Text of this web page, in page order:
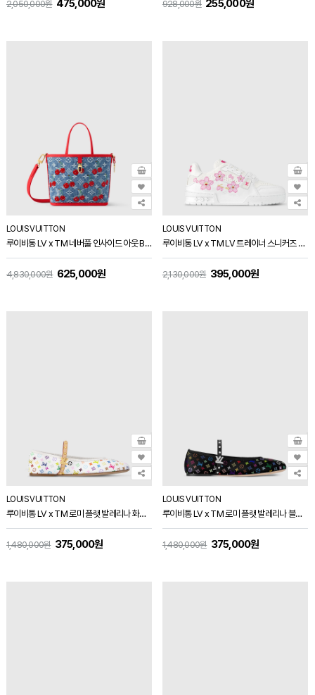
2,050,000원 475,000원 928,000원 255,000원
LOUIS VUITTON
루이비통 LV x TM 네버풀 인사이드 아웃 BB M14997
4,830,000원 625,000원
LOUIS VUITTON
루이비통 LV x TM LV 트레이너 스니커즈 1AGZEJ
2,130,000원 395,000원
LOUIS VUITTON
루이비통 LV x TM 로미 플랫 발레리나 화이트 1AGVFG
1,480,000원 375,000원
LOUIS VUITTON
루이비통 LV x TM 로미 플랫 발레리나 블랙 1AGVC7
1,480,000원 375,000원